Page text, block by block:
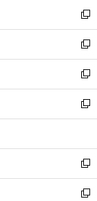
く
で
開
く
ド
ウ
で
開
く
ィ
ン
ド
ウ
で
開
く
い
ウ
ィ
ン
ド
ウ
で
開
新
し
い
ウ
ィ
ン
ド
ウ
開
く
新
し
い
ウ
ィ
ン
ウ
で
開
く
新
し
い
ウ
ン
ド
ウ
で
新
し
ウ
ィ
ン
ド
新
し
い
新